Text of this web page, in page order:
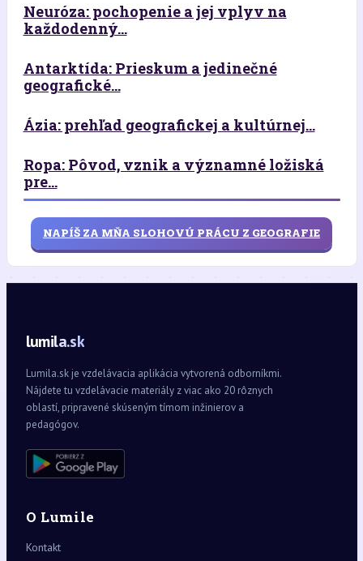
Neuróza: pochopenie a jej vplyv na
každodenný...
Antarktída: Prieskum a jedinečné
geografické...
Ázia: prehľad geografickej a kultúrnej...
Ropa: Pôvod, vznik a významné ložiská
pre...
NAPÍŠ ZA MŇA SLOHOVÚ PRÁCU Z GEOGRAFIE
lumila.sk
Lumila.sk je vzdelávacia aplikácia vytvorená odborníkmi.
Nájdete tu vzdelávacie materiály z viac ako 20 rôznych
oblastí, pripravené skúseným tímom inžinierov a
pedagógov.
O Lumile
Kontakt